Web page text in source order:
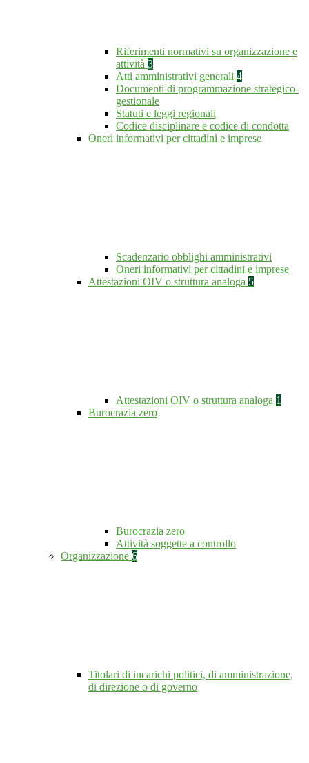
Riferimenti normativi su organizzazione e
attività 3
Atti amministrativi generali 4
Documenti di programmazione strategico-
gestionale
Statuti e leggi regionali
Codice disciplinare e codice di condotta
Oneri informativi per cittadini e imprese
Scadenzario obblighi amministrativi
Oneri informativi per cittadini e imprese
Attestazioni OIV o struttura analoga 5
Attestazioni OIV o struttura analoga 1
Burocrazia zero
Burocrazia zero
Attività soggette a controllo
Organizzazione 6
Titolari di incarichi politici, di amministrazione,
di direzione o di governo